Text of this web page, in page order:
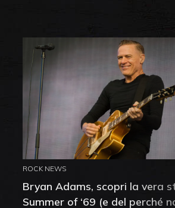
ROCK NEWS
Bryan Adams, scopri la vera
Summer of ‘69 (e del perché